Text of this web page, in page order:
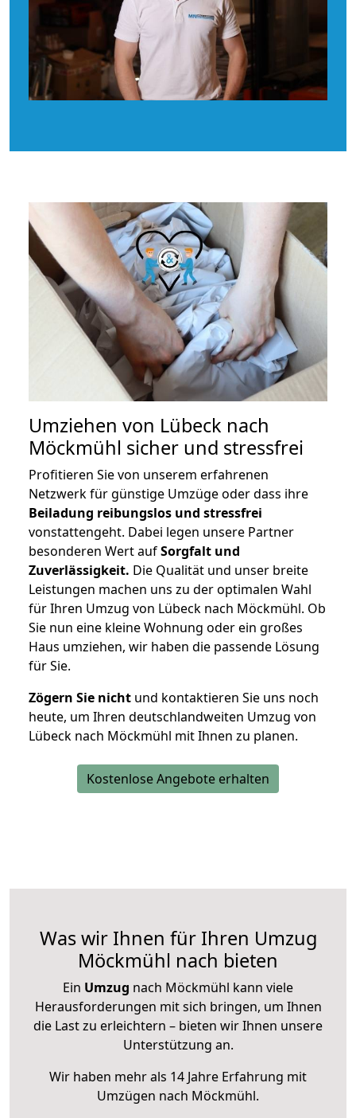
Umziehen von Lübeck nach
Möckmühl sicher und stressfrei
Profitieren Sie von unserem erfahrenen
Netzwerk für günstige Umzüge oder dass ihre
Beiladung reibungslos und stressfrei
vonstattengeht. Dabei legen unsere Partner
besonderen Wert aufSorgfalt und
Zuverlässigkeit. Die Qualität und unser breite
Leistungen machen uns zu der optimalen Wahl
für Ihren Umzug von Lübeck nach Möckmühl. Ob
Sie nun eine kleine Wohnung oder ein großes
Haus umziehen, wir haben die passende Lösung
für Sie.
Zögern Sie nicht und kontaktieren Sie uns noch
heute, um Ihren deutschlandweiten Umzug von
Lübeck nach Möckmühl mit Ihnen zu planen.
Kostenlose Angebote erhalten
Was wir Ihnen für Ihren Umzug
Möckmühl nach bieten
Ein Umzug nach Möckmühl kann viele
Herausforderungen mit sich bringen, um Ihnen
die Last zu erleichtern – bieten wir Ihnen unsere
Unterstützung an.
Wir haben mehr als 14 Jahre Erfahrung mit
Umzügen nach Möckmühl.